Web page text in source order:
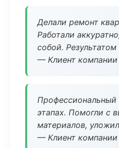
Делали ремонт
Работали
собой.
— Клиент компании
Профессиональный
этапах. Помогли с
материалов,
— Клиент компании